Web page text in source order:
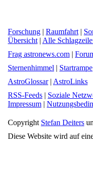
Forschung | Raumfahrt |
Übersicht | Alle
Frag astronews.com |
Sternenhimmel | Startrampe
AstroGlossar| AstroLinks
RSS-Feeds | Soziale
Impressum |
Copyright Stefan Deiters
Diese Website wird auf